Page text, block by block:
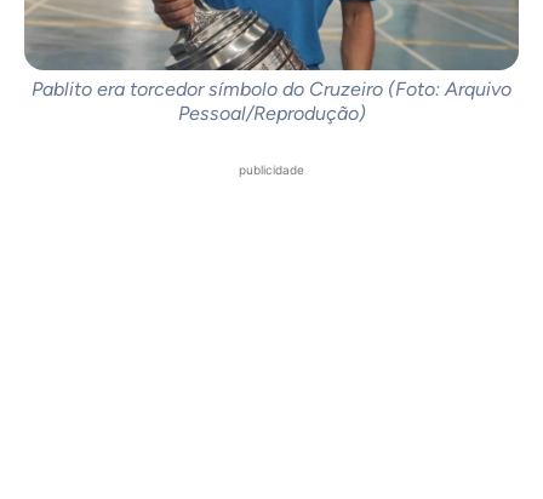
Pablito era torcedor símbolo do Cruzeiro (Foto: Arquivo
Pessoal/Reprodução)
publicidade